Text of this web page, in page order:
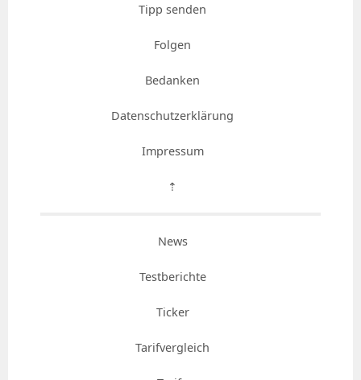
Tipp senden
Folgen
Bedanken
Datenschutzerklärung
Impressum
⇡
News
Testberichte
Ticker
Tarifvergleich